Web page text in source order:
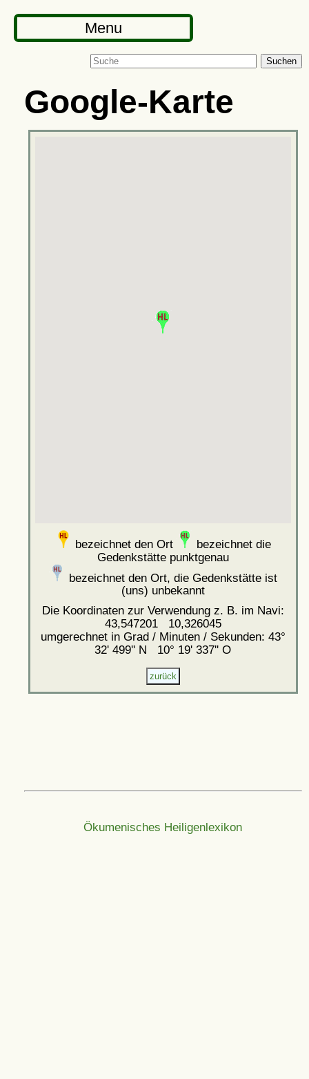
Menu
Suchen
Google-Karte
bezeichnet den Ort
bezeichnet die
Gedenkstätte punktgenau
bezeichnet den Ort, die Gedenkstätte ist
(uns) unbekannt
Die Koordinaten zur Verwendung z. B. im Navi:
43,547201 10,326045
umgerechnet in Grad / Minuten / Sekunden: 43°
32' 499'' N 10° 19' 337'' O
Ökumenisches Heiligenlexikon